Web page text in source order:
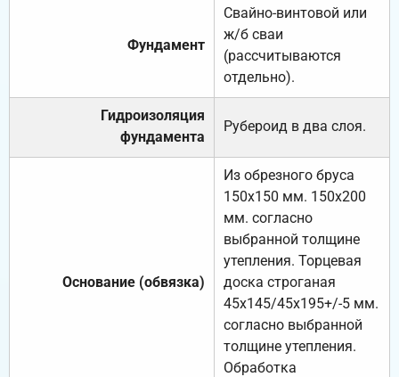
Фундамент
Свайно-винтовой или
ж/б сваи
(рассчитываются
отдельно).
Гидроизоляция
фундамента
Рубероид в два слоя.
Основание (обвязка)
Из обрезного бруса
150х150 мм. 150х200
мм. согласно
выбранной толщине
утепления. Торцевая
доска строганая
45х145/45х195+/-5 мм.
согласно выбранной
толщине утепления.
Обработка